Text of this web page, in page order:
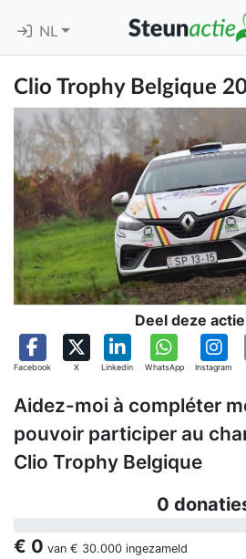
NL
Clio Trophy Belgique
Deel deze
Facebook X Linkedin WhatsApp Instagram
Aidez-moi à compléter
pouvoir participer au
Clio Trophy Belgique
0
€ 0 van € 30.000 ingezameld